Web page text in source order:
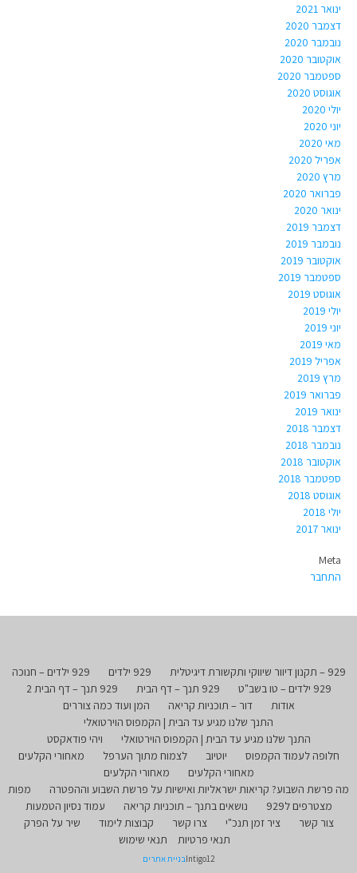
ינואר 2021
דצמבר 2020
נובמבר 2020
אוקטובר 2020
ספטמבר 2020
אוגוסט 2020
יולי 2020
יוני 2020
מאי 2020
אפריל 2020
מרץ 2020
פברואר 2020
ינואר 2020
דצמבר 2019
נובמבר 2019
אוקטובר 2019
ספטמבר 2019
אוגוסט 2019
יולי 2019
יוני 2019
מאי 2019
אפריל 2019
מרץ 2019
פברואר 2019
ינואר 2019
דצמבר 2018
נובמבר 2018
אוקטובר 2018
ספטמבר 2018
אוגוסט 2018
יולי 2018
ינואר 2017
Meta
התחבר
929 – תקנון דיוור שיווקי ותקשורת דיגיטלית 929 ילדים
929 ילדים – חנוכה
929 ילדים – טו בשב"ט
929 תנך – דף הבית
929 תנך – דף הבית 2
אודות
דור – תוכניות קריאה
המן ועוד כמה צוררים
התנך שלנו מגיע עד הבית | הקמפוס הוירטואלי
התנך שלנו מגיע עד הבית | הקמפוס הוירטואלי
ויהי פודאקסט
חלופה לעמוד הקמפוס
יוטיוב לצמוח מתוך הערפל
מאחורי הקלעים
מאחורי הקלעים
מאחורי הקלעים
מה פרשת השבוע? קריאות ישראליות ואישיות על פרשת השבוע וההפטרה
מפות
מצטרפים ל929
נושאים בתנך – תוכניות קריאה
עמוד נסיון הטמעות
צור קשר
ציר זמן תנכ"י צרו קשר קבוצות לימוד
שיר על הפרק
תנאי פרטיות
תנאי שימוש
Intigo12בניית אתרים